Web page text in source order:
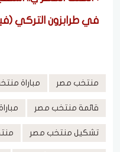
في طرابزون التركي
منتخب مصر مباراة
قائمة منتخب مصر
تشكيل منتخب مصر